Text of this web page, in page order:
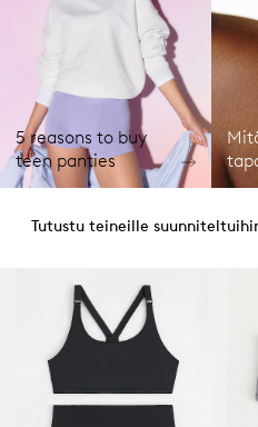
5 reasons to buy
teen panties
Tutustu teineille